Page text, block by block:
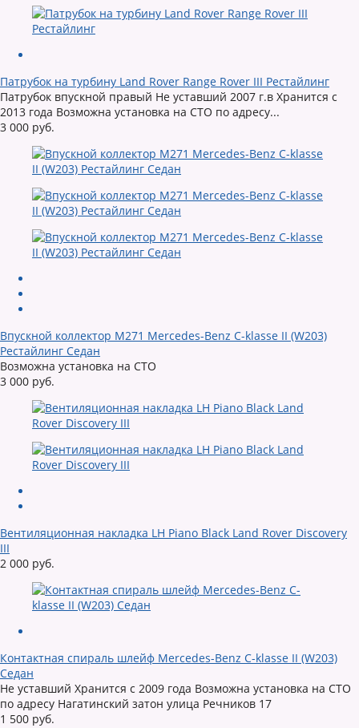
Патрубок на турбину Land Rover Range Rover III Рестайлинг
Патрубок впускной правый Не уставший 2007 г.в Хранится с
2013 года Возможна установка на СТО по адресу...
3 000 руб.
Впускной коллектор M271 Mercedes-Benz C-klasse II (W203)
Рестайлинг Седан
Возможна установка на СТО
3 000 руб.
Вентиляционная накладка LH Piano Black Land Rover Discovery
III
2 000 руб.
Контактная спираль шлейф Mercedes-Benz C-klasse II (W203)
Седан
Не уставший Хранится с 2009 года Возможна установка на СТО
по адресу Нагатинский затон улица Речников 17
1 500 руб.